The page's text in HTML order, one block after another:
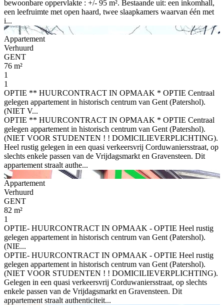
bewoonbare oppervlakte : +/- 95 m². Bestaande uit: een inkomhall,
een leefruimte met open haard, twee slaapkamers waarvan één met
i...
Appartement
Verhuurd
GENT
76 m²
1
1
OPTIE ** HUURCONTRACT IN OPMAAK * OPTIE Centraal
gelegen appartement in historisch centrum van Gent (Patershol).
(NIET V...
OPTIE ** HUURCONTRACT IN OPMAAK * OPTIE Centraal
gelegen appartement in historisch centrum van Gent (Patershol).
(NIET VOOR STUDENTEN ! ! DOMICILIEVERPLICHTING).
Heel rustig gelegen in een quasi verkeersvrij Corduwaniersstraat, op
slechts enkele passen van de Vrijdagsmarkt en Gravensteen. Dit
appartement straalt authe...
Appartement
Verhuurd
GENT
82 m²
1
OPTIE- HUURCONTRACT IN OPMAAK - OPTIE Heel rustig
gelegen appartement in historisch centrum van Gent (Patershol).
(NIE...
OPTIE- HUURCONTRACT IN OPMAAK - OPTIE Heel rustig
gelegen appartement in historisch centrum van Gent (Patershol).
(NIET VOOR STUDENTEN ! ! DOMICILIEVERPLICHTING).
Gelegen in een quasi verkeersvrij Corduwaniersstraat, op slechts
enkele passen van de Vrijdagsmarkt en Gravensteen. Dit
appartement straalt authenticiteit...